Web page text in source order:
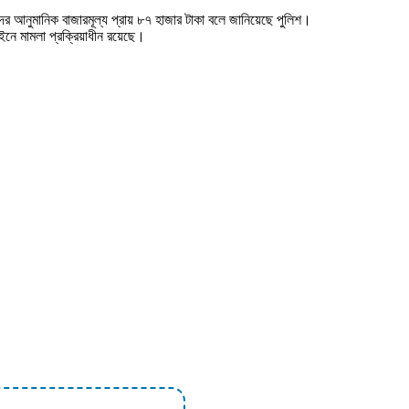
বাজারমূল্য প্রায় ৮৭ হাজার টাকা বলে জানিয়েছে পুলিশ।
মামলা প্রক্রিয়াধীন রয়েছে।